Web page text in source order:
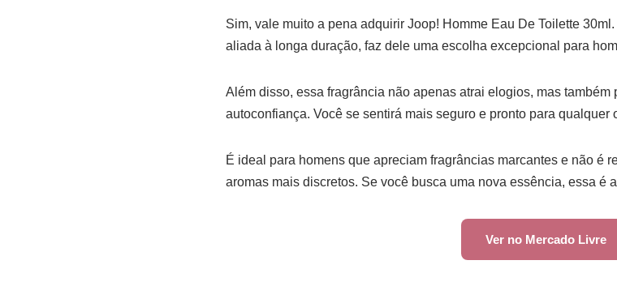
Sim, vale muito a pena adquirir Joop! Homme Eau De Toilette
aliada à longa duração, faz dele uma escolha excepcional para
Além disso, essa fragrância não apenas atrai elogios, mas
autoconfiança. Você se sentirá mais seguro e pronto para qualquer
É ideal para homens que apreciam fragrâncias marcantes e não é
aromas mais discretos. Se você busca uma nova essência, essa é
Ver no Mercado Livre